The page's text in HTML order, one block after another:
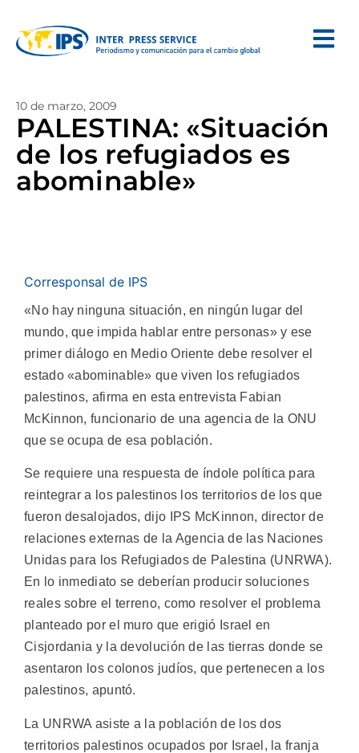
10 de marzo, 2009
PALESTINA: «Situación
de los refugiados es
abominable»
Corresponsal de IPS
«No hay ninguna situación, en ningún lugar del
mundo, que impida hablar entre personas» y ese
primer diálogo en Medio Oriente debe resolver el
estado «abominable» que viven los refugiados
palestinos, afirma en esta entrevista Fabian
McKinnon, funcionario de una agencia de la ONU
que se ocupa de esa población.
Se requiere una respuesta de índole política para
reintegrar a los palestinos los territorios de los que
fueron desalojados, dijo IPS McKinnon, director de
relaciones externas de la Agencia de las Naciones
Unidas para los Refugiados de Palestina (UNRWA).
En lo inmediato se deberían producir soluciones
reales sobre el terreno, como resolver el problema
planteado por el muro que erigió Israel en
Cisjordania y la devolución de las tierras donde se
asentaron los colonos judíos, que pertenecen a los
palestinos, apuntó.
La UNRWA asiste a la población de los dos
territorios palestinos ocupados por Israel, la franja